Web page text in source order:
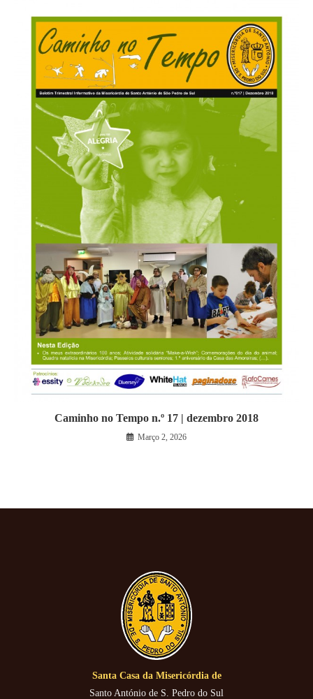
Caminho no Tempo n.º 17 | dezembro 2018
Março 2, 2026
Santa Casa da Misericórdia de
Santo António de S. Pedro do Sul